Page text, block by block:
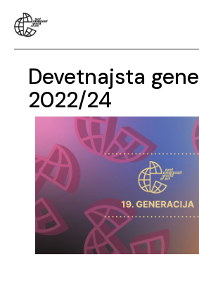
Devetnajsta
2022/24